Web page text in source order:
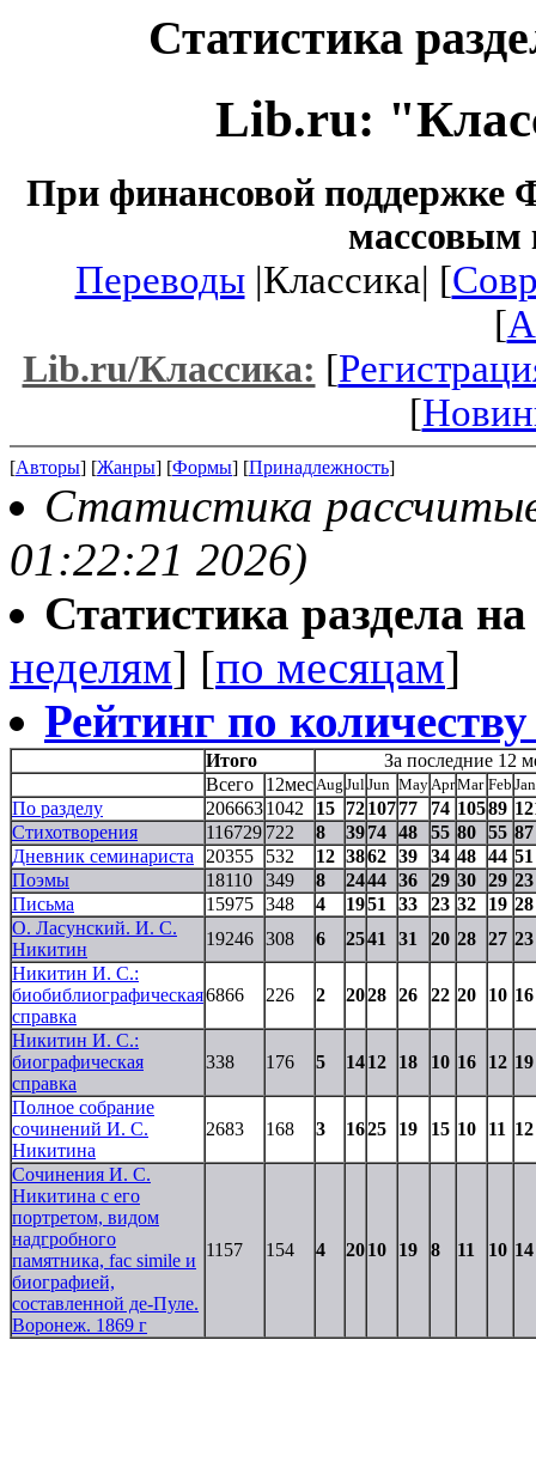
Статистика
Lib.ru:
При финансовой поддержке
массовым
Переводы|Классика| [
[
Lib.ru/Классика: [
[
[Авторы] [Жанры] [Формы] [Принадлежность]
Статистика
01:22:21 2026)
Статистика раздела
неделям] [по месяцам]
Рейтинг по
Итого
За последние 12
Всего
12мес Aug Jul Jun May AprMar Feb Jan
По разделу 2066631042 15 7210777 74 10589
Стихотворения
116729 722 8 3974 48 55 80 55 87
Дневник семинариста
20355 532 12 3862 39 34 48 44 51
Поэмы
18110 349 8 2444 36 29 30 29 23
Письма
15975 348 4 1951 33 23 32 19 28
О. Ласунский. И. С.
Никитин
19246 308 6 2541 31 20 28 27 23
Никитин И. С.:
биобиблиографическая
справка
6866 226 2 2028 26 22 20 10 16
Никитин И. С.:
биографическая
справка
338 176 5 1412 18 10 16 12 19
Полное собрание
сочинений И. С.
Никитина
2683 168 3 1625 19 15 10 11 12
Сочинения И. С.
Никитина с его
портретом, видом
надгробного
памятника, fac simile и
биографией,
составленной де-Пуле.
Воронеж. 1869 г
1157 154 4 2010 19 8 11 10 14